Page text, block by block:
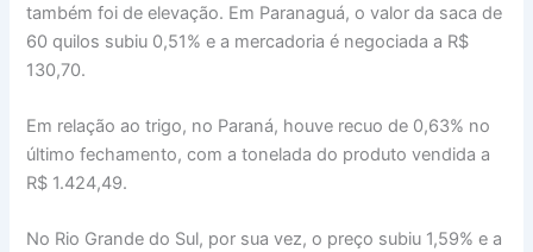
também foi de elevação. Em Paranaguá, o valor da saca de
60 quilos subiu 0,51% e a mercadoria é negociada a R$
130,70.
Em relação ao trigo, no Paraná, houve recuo de 0,63% no
último fechamento, com a tonelada do produto vendida a
R$ 1.424,49.
No Rio Grande do Sul, por sua vez, o preço subiu 1,59% e a